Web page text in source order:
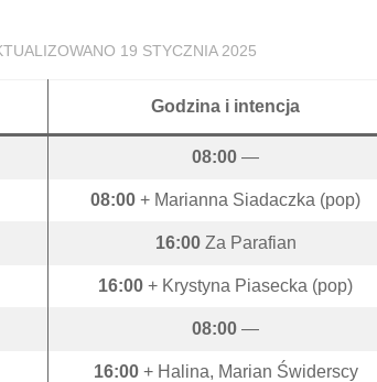
19 STYCZNIA 2025
Godzina i intencja
08:00 —
08:00 + Marianna Siadaczka (pop)
16:00Za Parafian
16:00 + Krystyna Piasecka (pop)
08:00 —
16:00+ Halina, Marian Świderscy